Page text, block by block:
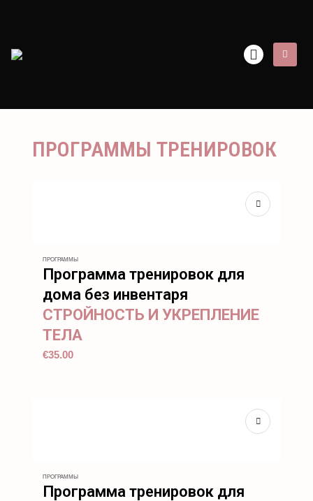
ПРОГРАММЫ ТРЕНИРОВОК
ПРОГРАММЫ
Программа тренировок для
дома без инвентаря
СТРОЙНОСТЬ И УКРЕПЛЕНИЕ
ТЕЛА
€35.00
ПРОГРАММЫ
Программа тренировок для